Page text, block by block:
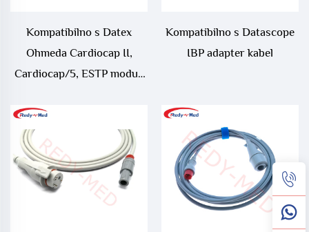
Kompatibilno s Datex
Ohmeda Cardiocap II,
Cardiocap/5, ESTP modul,
Kompatibilno s Datascope
IBP adapter kabel